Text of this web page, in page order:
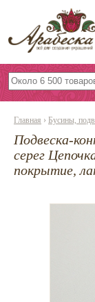
Бусины,
Бисер
Главная › Бусины,
Подвеска-
серег
покрытие,